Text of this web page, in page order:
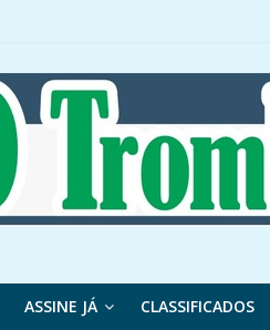
ASSINE JÁ CLASSIFICADOS